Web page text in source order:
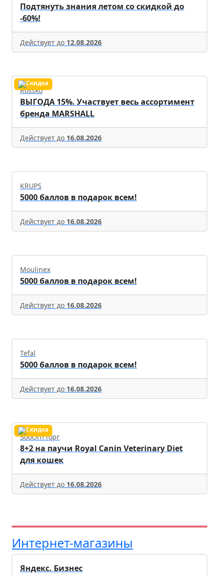
Подтянуть знания летом со скидкой до
-60%!
Действует до 12.08.2026
Rossko
ВЫГОДА 15%. Участвует весь ассортимент
бренда MARSHALL
Действует до 16.08.2026
KRUPS
5000 баллов в подарок всем!
Действует до 16.08.2026
Moulinex
5000 баллов в подарок всем!
Действует до 16.08.2026
Tefal
5000 баллов в подарок всем!
Действует до 16.08.2026
ЗооОптТорг
8+2 на паучи Royal Canin Veterinary Diet
для кошек
Действует до 16.08.2026
Интернет-магазины
Яндекс. Бизнес